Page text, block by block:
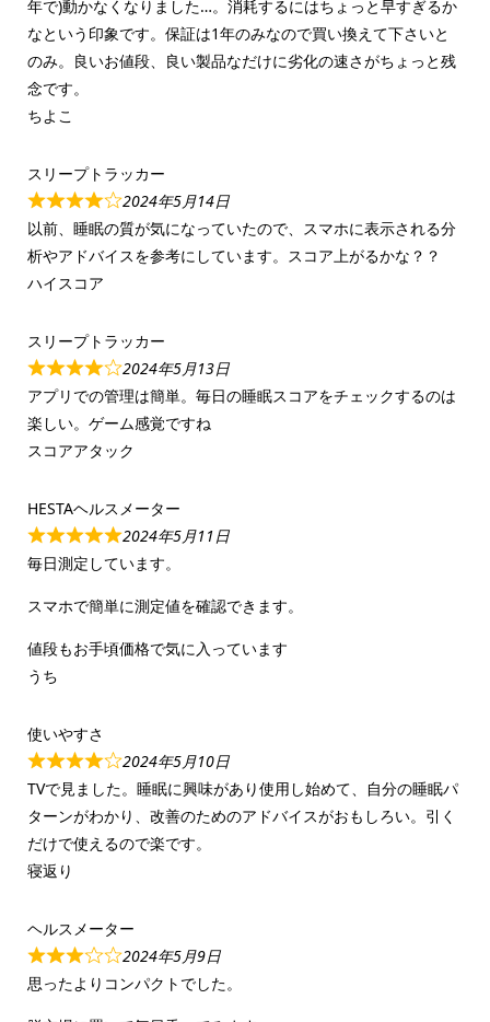
年で)動かなくなりました…。消耗するにはちょっと早すぎるか
なという印象です。保証は1年のみなので買い換えて下さいと
のみ。良いお値段、良い製品なだけに劣化の速さがちょっと残
念です。
ちよこ
スリープトラッカー
2024年5月14日
以前、睡眠の質が気になっていたので、スマホに表示される分
析やアドバイスを参考にしています。スコア上がるかな？？
ハイスコア
スリープトラッカー
2024年5月13日
アプリでの管理は簡単。毎日の睡眠スコアをチェックするのは
楽しい。ゲーム感覚ですね
スコアアタック
HESTAヘルスメーター
2024年5月11日
毎日測定しています。
スマホで簡単に測定値を確認できます。
値段もお手頃価格で気に入っています
うち
使いやすさ
2024年5月10日
TVで見ました。睡眠に興味があり使用し始めて、自分の睡眠パ
ターンがわかり、改善のためのアドバイスがおもしろい。引く
だけで使えるので楽です。
寝返り
ヘルスメーター
2024年5月9日
思ったよりコンパクトでした。